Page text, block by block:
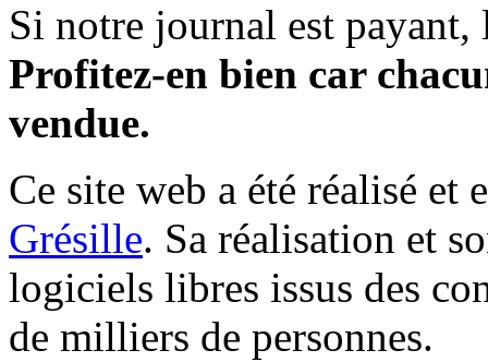
Si notre journal est payant,
Profitez-en bien car
vendue.
Ce site web a été réalisé et
Grésille. Sa réalisation et
logiciels libres issus des
de milliers de personnes.